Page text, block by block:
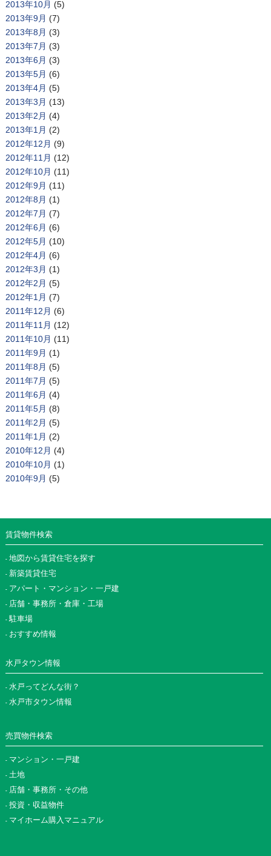
2013年10月 (5)
2013年9月 (7)
2013年8月 (3)
2013年7月 (3)
2013年6月 (3)
2013年5月 (6)
2013年4月 (5)
2013年3月 (13)
2013年2月 (4)
2013年1月 (2)
2012年12月 (9)
2012年11月 (12)
2012年10月 (11)
2012年9月 (11)
2012年8月 (1)
2012年7月 (7)
2012年6月 (6)
2012年5月 (10)
2012年4月 (6)
2012年3月 (1)
2012年2月 (5)
2012年1月 (7)
2011年12月 (6)
2011年11月 (12)
2011年10月 (11)
2011年9月 (1)
2011年8月 (5)
2011年7月 (5)
2011年6月 (4)
2011年5月 (8)
2011年2月 (5)
2011年1月 (2)
2010年12月 (4)
2010年10月 (1)
2010年9月 (5)
賃貸物件検索
地図から賃貸住宅を探す
新築賃貸住宅
アパート・マンション・一戸建
店舗・事務所・倉庫・工場
駐車場
おすすめ情報
水戸タウン情報
水戸ってどんな街？
水戸市タウン情報
売買物件検索
マンション・一戸建
土地
店舗・事務所・その他
投資・収益物件
マイホーム購入マニュアル